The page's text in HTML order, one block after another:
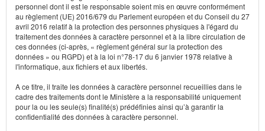
personnel dont il est le responsable soient mis en œuvre conformément
au règlement (UE) 2016/679 du Parlement européen et du Conseil du 27
avril 2016 relatif à la protection des personnes physiques à l'égard du
traitement des données à caractère personnel et à la libre circulation de
ces données (ci-après, « règlement général sur la protection des
données » ou RGPD) et à la loi n°78-17 du 6 janvier 1978 relative à
l'informatique, aux fichiers et aux libertés.
A ce titre, il traite les données à caractère personnel recueillies dans le
cadre des traitements dont le Ministère a la responsabilité uniquement
pour la ou les seule(s) finalité(s) prédéfinies ainsi qu’à garantir la
confidentialité des données à caractère personnel.